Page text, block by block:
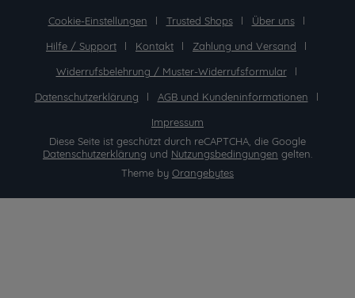
Cookie-Einstellungen Trusted Shops
Über uns
Hilfe / Support
Kontakt
Zahlung und Versand
Widerrufsbelehrung / Muster-Widerrufsformular
Datenschutzerklärung
AGB und Kundeninformationen
Impressum
Diese Seite ist geschützt durch reCAPTCHA, die Google
Datenschutzerklärung und Nutzungsbedingungen gelten.
Theme by Orangebytes